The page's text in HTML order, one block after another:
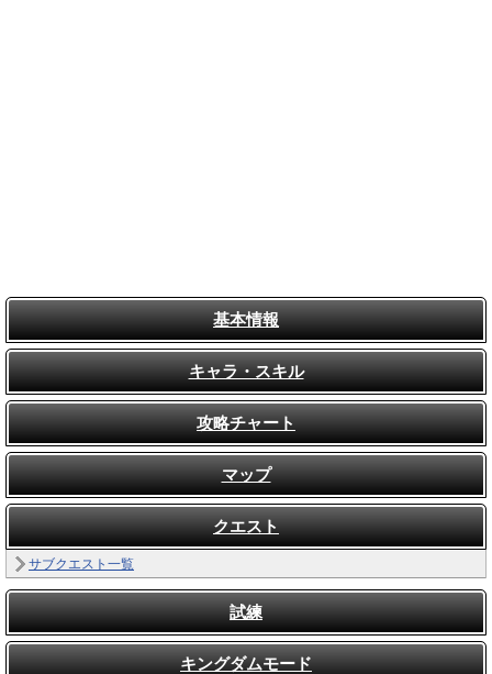
基本情報
キャラ・スキル
攻略チャート
マップ
クエスト
サブクエスト一覧
試練
キングダムモード